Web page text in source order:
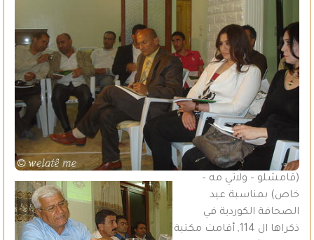
(قامشلو – ولاتي مه –
خاص) بمناسبة عيد
الصحافة الكوردية في
ذكراها ال 114, أقامت مكتبة